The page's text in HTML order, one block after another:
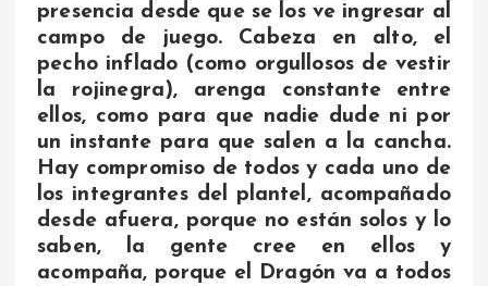
presencia desde que se los ve ingresar al
campo de juego. Cabeza en alto, el
pecho inflado (como orgullosos de vestir
la rojinegra), arenga constante entre
ellos, como para que nadie dude ni por
un instante para que salen a la cancha.
Hay compromiso de todos y cada uno de
los integrantes del plantel, acompañado
desde afuera, porque no están solos y lo
saben, la gente cree en ellos y
acompaña, porque el Dragón va a todos